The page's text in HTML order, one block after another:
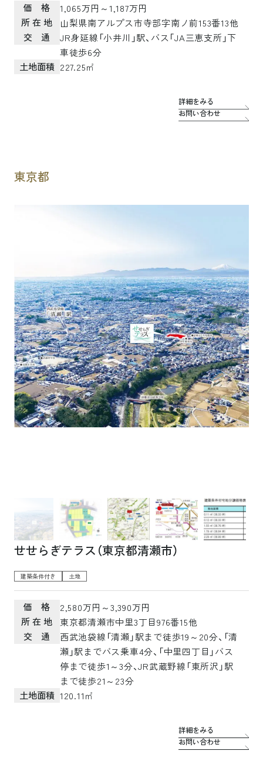
価 格
1,065万円～1,187万円
所 在 地
山梨県南アルプス市寺部字南ノ前153番13他
交 通
JR身延線「小井川」駅、バス「JA三恵支所」下
車徒歩6分
土地面積 227.25㎡
詳細をみる
お問い合わせ
東京都
せせらぎテラス（東京都清瀬市）
建築条件付き 土地
価 格
2,580万円～3,390万円
所 在 地
東京都清瀬市中里3丁目976番15他
交 通
西武池袋線「清瀬」駅まで徒歩19～20分、「清
瀬」駅までバス乗車4分、「中里四丁目」バス
停まで徒歩1～3分、JR武蔵野線「東所沢」駅
まで徒歩21～23分
土地面積 120.11㎡
詳細をみる
お問い合わせ